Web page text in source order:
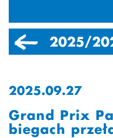
2025/
2025.09.27
Grand Prix
biegach